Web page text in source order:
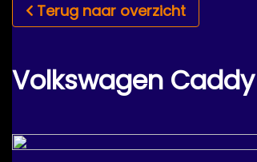
Terug naar overzicht
Volkswagen Caddy